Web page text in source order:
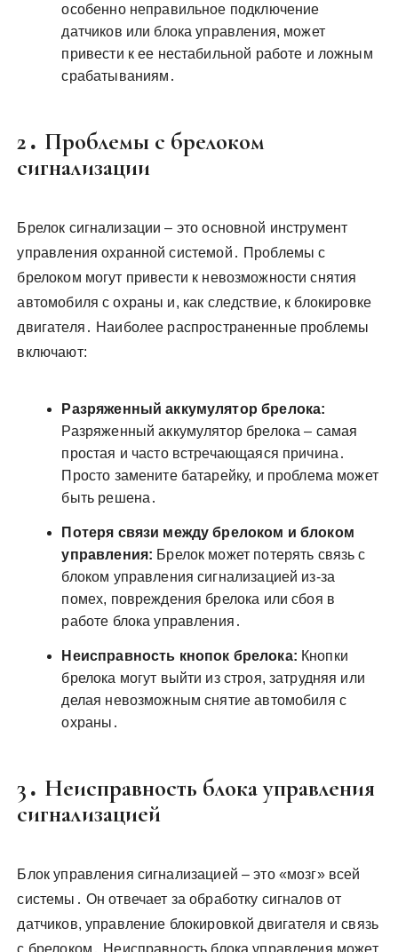
особенно неправильное подключение
датчиков или блока управления, может
привести к ее нестабильной работе и ложным
срабатываниям․
2․ Проблемы с брелоком
сигнализации
Брелок сигнализации – это основной инструмент
управления охранной системой․ Проблемы с
брелоком могут привести к невозможности снятия
автомобиля с охраны и, как следствие, к блокировке
двигателя․ Наиболее распространенные проблемы
включают:
Разряженный аккумулятор брелока:
Разряженный аккумулятор брелока – самая
простая и часто встречающаяся причина․
Просто замените батарейку, и проблема может
быть решена․
Потеря связи между брелоком и блоком
управления: Брелок может потерять связь с
блоком управления сигнализацией из-за
помех, повреждения брелока или сбоя в
работе блока управления․
Неисправность кнопок брелока: Кнопки
брелока могут выйти из строя, затрудняя или
делая невозможным снятие автомобиля с
охраны․
3․ Неисправность блока управления
сигнализацией
Блок управления сигнализацией – это «мозг» всей
системы․ Он отвечает за обработку сигналов от
датчиков, управление блокировкой двигателя и связь
с брелоком․ Неисправность блока управления может